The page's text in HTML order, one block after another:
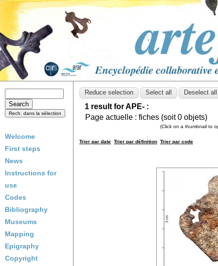
Welcome
First steps
News
Instructions for
use
Codes
Bibliography
Museums
Mapping
Epigraphy
Copyright
1 result for APE- :
Page actuelle : fiches (soit0 objets)
(Click on a thumbnail to
Trier par date Trier par définition Trier par code